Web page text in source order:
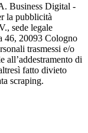
Business Digital -
la pubblicità
sede legale
46, 20093 Cologno
trasmessi e/o
all’addestramento di
fatto divieto
scraping.